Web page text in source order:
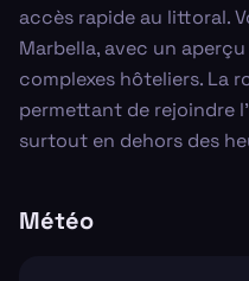
accès rapide au littoral.
Marbella, avec un
complexes hôteliers. La
permettant de rejoindre
surtout en dehors des
Météo